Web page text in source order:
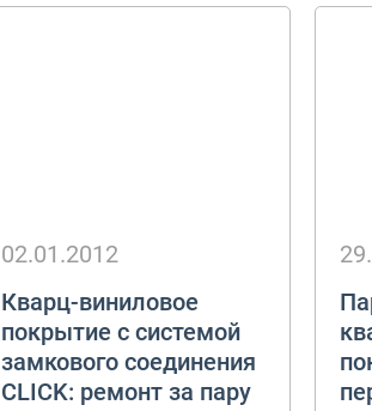
02.01.2012
Кварц-виниловое
покрытие с системой
замкового соединения
CLICK: ремонт за пару